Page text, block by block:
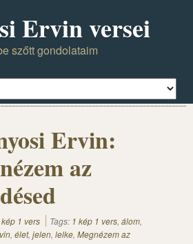
Ervin versei
szőtt gondolataim
Ervin:
az
kép 1 vers Tags: 1 kép 1 vers, álom,
, élet, jelen, lelke, Megnézem az